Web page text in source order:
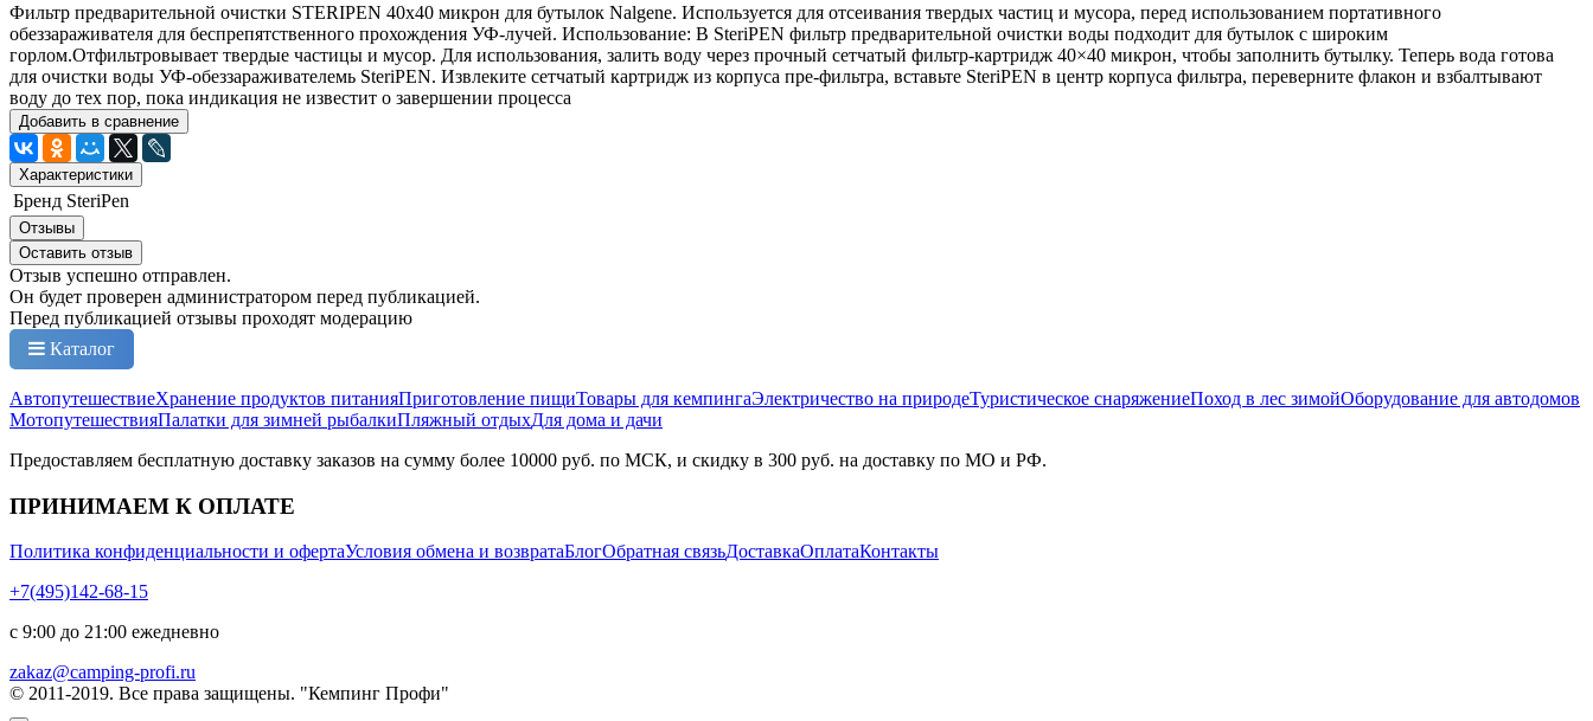
Фильтр предварительной очистки STERIPEN 40x40 микрон для бутылок Nalgene. Используется для отсеивания твердых частиц и мусора, перед использованием портативного
обеззараживателя для беспрепятственного прохождения УФ-лучей. Использование: В SteriPEN фильтр предварительной очистки воды подходит для бутылок с широким
горлом.Отфильтровывает твердые частицы и мусор. Для использования, залить воду через прочный сетчатый фильтр-картридж 40×40 микрон, чтобы заполнить бутылку. Теперь вода готова
для очистки воды УФ-обеззараживателемь SteriPEN. Извлеките сетчатый картридж из корпуса пре-фильтра, вставьте SteriPEN в центр корпуса фильтра, переверните флакон и взбалтывают
воду до тех пор, пока индикация не известит о завершении процесса
Добавить в сравнение
Характеристики
Бренд SteriPen
Отзывы
Оставить отзыв
Отзыв успешно отправлен.
Он будет проверен администратором перед публикацией.
Перед публикацией отзывы проходят модерацию
Каталог
АвтопутешествиеХранение продуктов питанияПриготовление пищиТовары для кемпингаЭлектричество на природеТуристическое снаряжениеПоход в лес зимойОборудование для автодомов
МотопутешествияПалатки для зимней рыбалкиПляжный отдыхДля дома и дачи
Предоставляем бесплатную доставку заказов на сумму более 10000 руб. по МСК, и скидку в 300 руб. на доставку по МО и РФ.
ПРИНИМАЕМ К ОПЛАТЕ
Политика конфиденциальности и офертаУсловия обмена и возвратаБлогОбратная связьДоставкаОплатаКонтакты
+7(495)142-68-15
с 9:00 до 21:00 ежедневно
zakaz@camping-profi.ru
© 2011-2019. Все права защищены. "Кемпинг Профи"